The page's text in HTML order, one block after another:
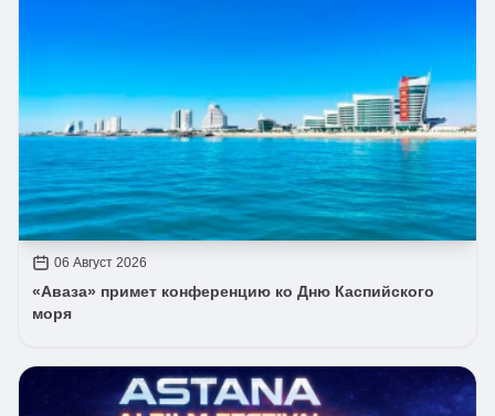
06 Август 2026
«Аваза» примет конференцию ко Дню Каспийского
моря